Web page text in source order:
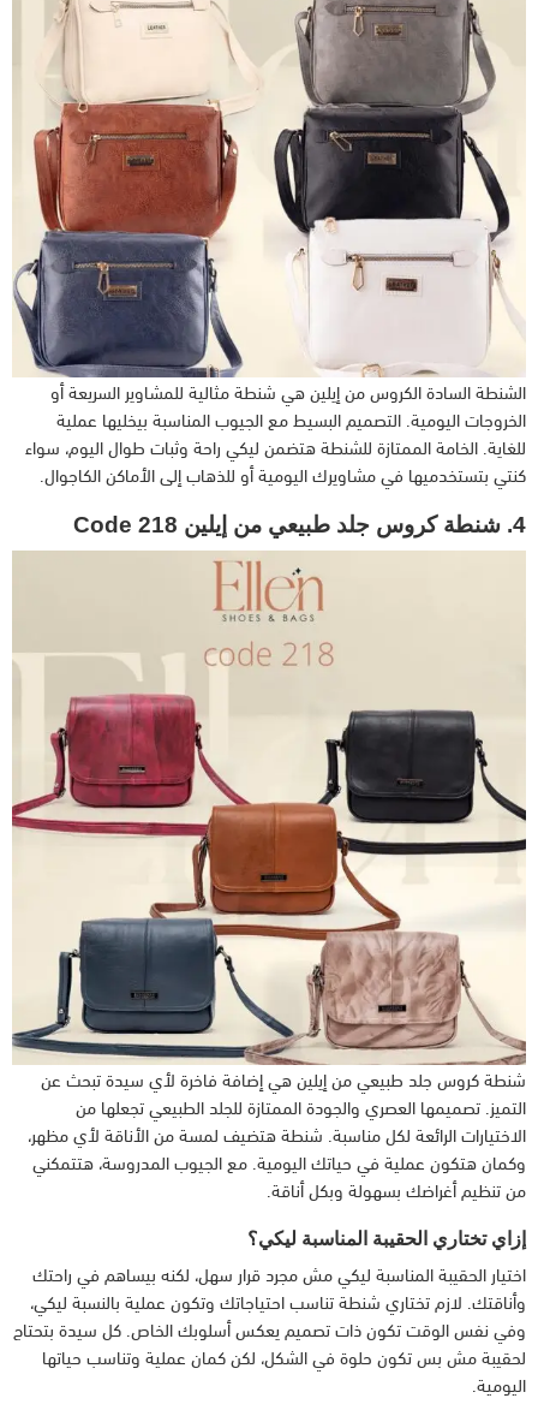
الشنطة السادة الكروس من إيلين هي شنطة مثالية للمشاوير السريعة أو
الخروجات اليومية. التصميم البسيط مع الجيوب المناسبة بيخليها عملية
للغاية. الخامة الممتازة للشنطة هتضمن ليكي راحة وثبات طوال اليوم، سواء
كنتي بتستخدميها في مشاويرك اليومية أو للذهاب إلى الأماكن الكاجوال.
4. شنطة كروس جلد طبيعي من إيلين Code 218
شنطة كروس جلد طبيعي من إيلين هي إضافة فاخرة لأي سيدة تبحث عن
التميز. تصميمها العصري والجودة الممتازة للجلد الطبيعي تجعلها من
الاختيارات الرائعة لكل مناسبة. شنطة هتضيف لمسة من الأناقة لأي مظهر،
وكمان هتكون عملية في حياتك اليومية. مع الجيوب المدروسة، هتتمكني
من تنظيم أغراضك بسهولة وبكل أناقة.
إزاي تختاري الحقيبة المناسبة ليكي؟
اختيار الحقيبة المناسبة ليكي مش مجرد قرار سهل، لكنه بيساهم في راحتك
وأناقتك. لازم تختاري شنطة تناسب احتياجاتك وتكون عملية بالنسبة ليكي،
وفي نفس الوقت تكون ذات تصميم يعكس أسلوبك الخاص. كل سيدة بتحتاج
لحقيبة مش بس تكون حلوة في الشكل، لكن كمان عملية وتناسب حياتها
اليومية.